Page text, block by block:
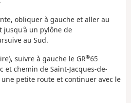
obliquer à gauche et aller au
jusqu'à un pylône de
au Sud.
suivre à gauche le GR®65
et chemin de Saint-Jacques-de-
une petite route et continuer avec le